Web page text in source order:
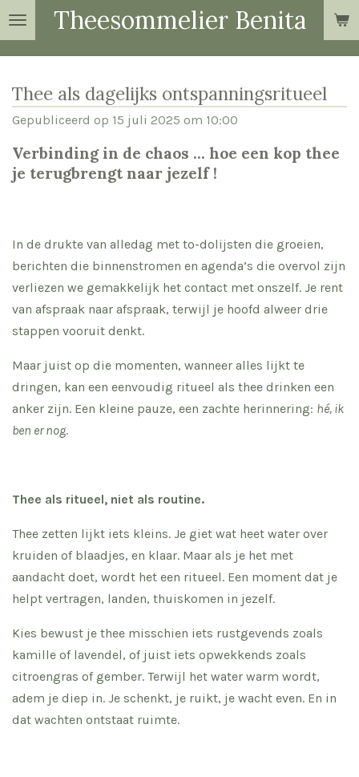
Ga
direct
hoofdinhoud
Theesommelier Benita
Thee als dagelijks ontspanningsritueel
Gepubliceerd op 15 juli 2025 om 10:00
Verbinding in de chaos ... hoe een kop thee
je terugbrengt naar jezelf !
In de drukte van alledag met to-dolijsten die groeien,
berichten die binnenstromen en agenda’s die overvol zijn
verliezen we gemakkelijk het contact met onszelf. Je rent
van afspraak naar afspraak, terwijl je hoofd alweer drie
stappen vooruit denkt.
Maar juist op die momenten, wanneer alles lijkt te
dringen, kan een eenvoudig ritueel als thee drinken een
anker zijn. Een kleine pauze, een zachte herinnering: hé, ik
ben er nog.
Thee als ritueel, niet als routine.
Thee zetten lijkt iets kleins. Je giet wat heet water over
kruiden of blaadjes, en klaar. Maar als je het met
aandacht doet, wordt het een ritueel. Een moment dat je
helpt vertragen, landen, thuiskomen in jezelf.
Kies bewust je thee misschien iets rustgevends zoals
kamille of lavendel, of juist iets opwekkends zoals
citroengras of gember. Terwijl het water warm wordt,
adem je diep in. Je schenkt, je ruikt, je wacht even. En in
dat wachten ontstaat ruimte.